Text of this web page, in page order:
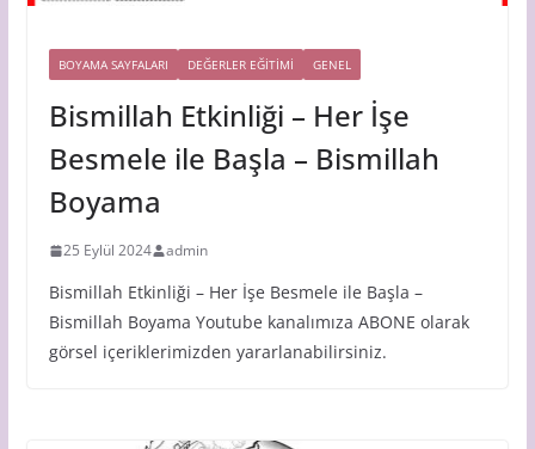
BOYAMA SAYFALARI DEĞERLER EĞİTİMİ GENEL
Bismillah Etkinliği – Her İşe
Besmele ile Başla – Bismillah
Boyama
25 Eylül 2024 admin
Bismillah Etkinliği – Her İşe Besmele ile Başla –
Bismillah Boyama Youtube kanalımıza ABONE olarak
görsel içeriklerimizden yararlanabilirsiniz.